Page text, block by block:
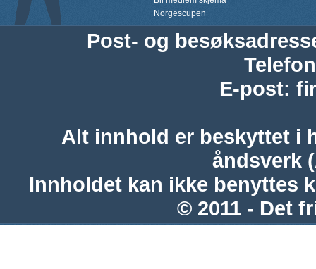
Norgescupen
Post- og
Telefon
E-post:
Alt innhold er beskyttet i
åndsverk
Innholdet kan ikke benyttes
© 2011 - Det